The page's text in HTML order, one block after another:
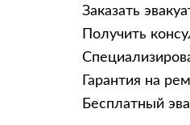
Заказать
Получить
Гарантия на
Бесплатный